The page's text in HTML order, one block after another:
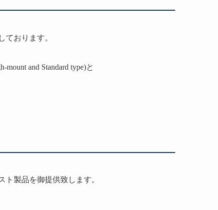
ております。
mount and Standard type)と
製品を御提供致します。